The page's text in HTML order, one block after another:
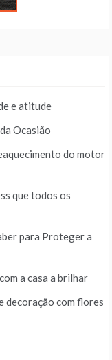
e atitude
Ocasião
do motor
que todos os
para Proteger a
a casa a brilhar
decoração com flores